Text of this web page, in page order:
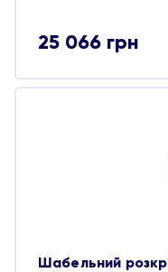
25 066 грн
Шабельний